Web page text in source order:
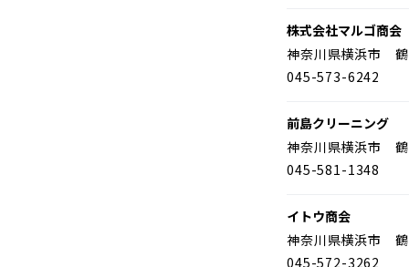
株式会社マルゴ商会
神奈川県横浜市 鶴
045-573-6242
前島クリーニング
神奈川県横浜市 鶴
045-581-1348
イトウ商会
神奈川県横浜市 鶴
045-572-3262